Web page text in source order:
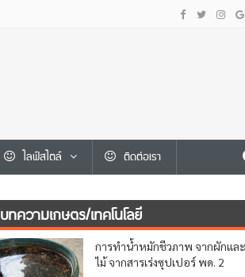
ไลฟ์สไตล์ ติดต่อเรา
บทความเกษตร/เทคโนโลยี
การทำน้ำหมักชีวภาพ จากผักแล
ไม้ จากสารเร่งซุปเปอร์ พด. 2